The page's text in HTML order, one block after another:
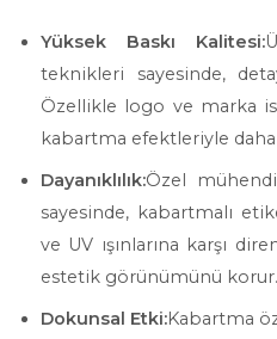
Yüksek Baskı Kalitesi:
teknikleri sayesinde,
Özellikle logo ve marka
kabartma efektleriyle
Dayanıklılık:Özel
sayesinde, kabartmalı
ve UV ışınlarına karşı
estetik görünümünü korur.
Dokunsal Etki:Kabartma